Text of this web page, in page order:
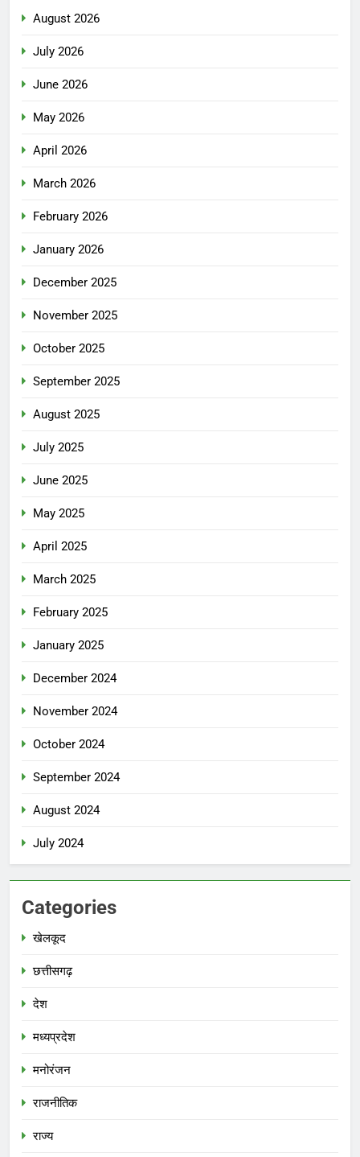
August 2026
July 2026
June 2026
May 2026
April 2026
March 2026
February 2026
January 2026
December 2025
November 2025
October 2025
September 2025
August 2025
July 2025
June 2025
May 2025
April 2025
March 2025
February 2025
January 2025
December 2024
November 2024
October 2024
September 2024
August 2024
July 2024
Categories
खेलकूद
छत्तीसगढ़
देश
मध्‍यप्रदेश
मनोरंजन
राजनीतिक
राज्य